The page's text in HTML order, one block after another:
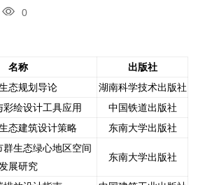
0
名称
出版社
态规划导论
湖南科学技术出版社
彩绘设计工具应用
中国铁道出版社
态建筑设计策略 东南大学出版社
群生态绿心地区空间
发展研究
东南大学出版社